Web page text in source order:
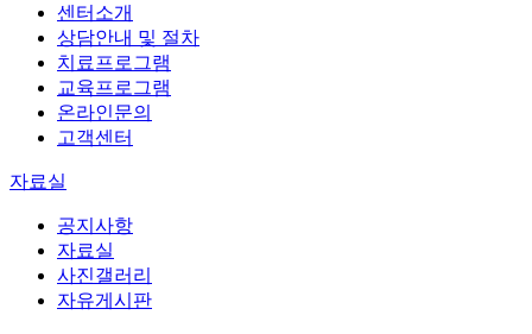
센터소개
상담안내 및 절차
치료프로그램
교육프로그램
온라인문의
고객센터
자료실
공지사항
자료실
사진갤러리
자유게시판